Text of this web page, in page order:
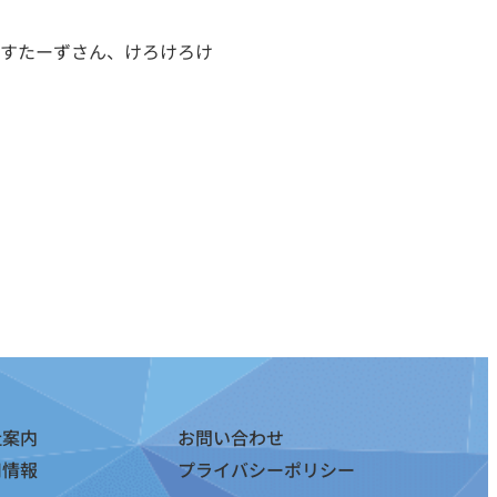
たーずさん、けろけろけ
内
報
お問い合わせ
プライバシーポリシー